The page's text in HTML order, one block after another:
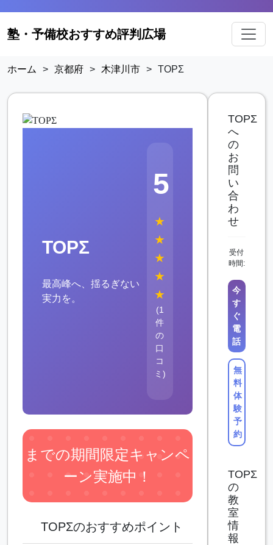
塾・予備校おすすめ評判広場
ホーム > 京都府 > 木津川市 > TOPΣ
TOPΣ
最高峰へ、揺るぎない
実力を。
5
★
★
★
★
★
(1
件
の
口
コ
ミ)
までの期間限定キャンペ
ーン実施中！
TOPΣのおすすめポイント
TOPΣ
へ
の
お
問
い
合
わ
せ
受付
時間:
今
す
ぐ
電
話
無
料
体
験
予
約
TOPΣ
の
教
室
情
報